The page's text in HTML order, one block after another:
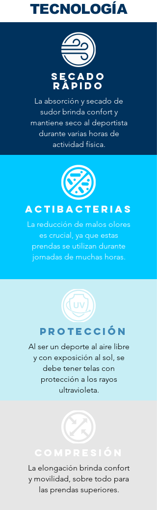
TECNOLOGÍA
SECADO
RÁPIDO
La absorción y secado de
sudor brinda confort y
mantiene seco al deportista
durante varias horas de
actividad física.
ACTIBACTERIAS
La reducción de malos olores
es crucial, ya que estas
prendas se utilizan durante
jornadas de muchas horas.
PROTECCIÓN
Al ser un deporte al aire libre
y con exposición al sol, se
debe tener telas con
protección a los rayos
ultravioleta.
COMPRESIÓN
La elongación brinda confort
y movilidad, sobre todo para
las prendas superiores.